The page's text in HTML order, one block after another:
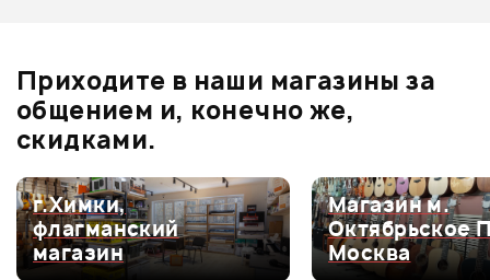
0.0
Оценка5
0
Оценка4
0
Оценка3
0
Приходите в наши магазины за
общением и, конечно же,
скидками.
г.Химки,
флагманский
магазин
Магазин м.
Октябрьское
Москва